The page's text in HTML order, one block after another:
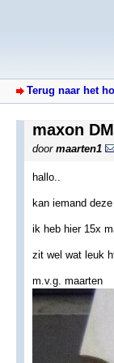
Terug naar het
maxon
door maarten1
hallo..
kan iemand
ik heb hier 15x
zit wel wat leuk
m.v.g. maarten